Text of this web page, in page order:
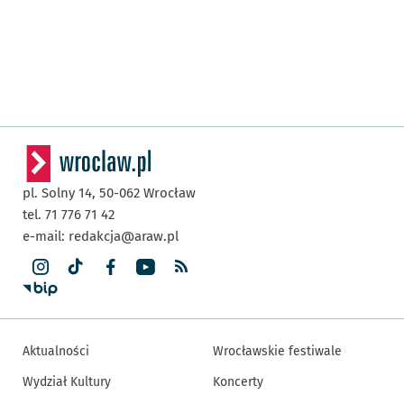
pl. Solny 14, 50-062 Wrocław
tel. 71 776 71 42
e-mail: redakcja@araw.pl
Aktualności
Wydział Kultury
Wrocławskie festiwale
Koncerty